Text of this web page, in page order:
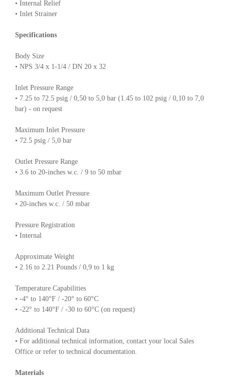
• Internal Relief
• Inlet Strainer
Specifications
Body Size
• NPS 3/4 x 1-1/4 / DN 20 x 32
Inlet Pressure Range
• 7.25 to 72.5 psig / 0,50 to 5,0 bar (1.45 to 102 psig / 0,10 to 7,0
bar) - on request
Maximum Inlet Pressure
• 72.5 psig / 5,0 bar
Outlet Pressure Range
• 3.6 to 20-inches w.c. / 9 to 50 mbar
Maximum Outlet Pressure
• 20-inches w.c. / 50 mbar
Pressure Registration
• Internal
Approximate Weight
• 2.16 to 2.21 Pounds / 0,9 to 1 kg
Temperature Capabilities
• -4° to 140°F / -20° to 60°C
• -22° to 140°F / -30 to 60°C (on request)
Additional Technical Data
• For additional technical information, contact your local Sales
Office or refer to technical documentation.
Materials